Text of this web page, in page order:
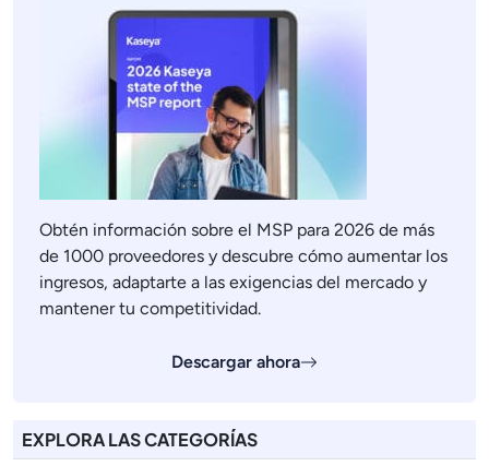
Obtén información sobre el MSP para 2026 de más
de 1000 proveedores y descubre cómo aumentar los
ingresos, adaptarte a las exigencias del mercado y
mantener tu competitividad.
Descargar ahora
EXPLORA LAS CATEGORÍAS